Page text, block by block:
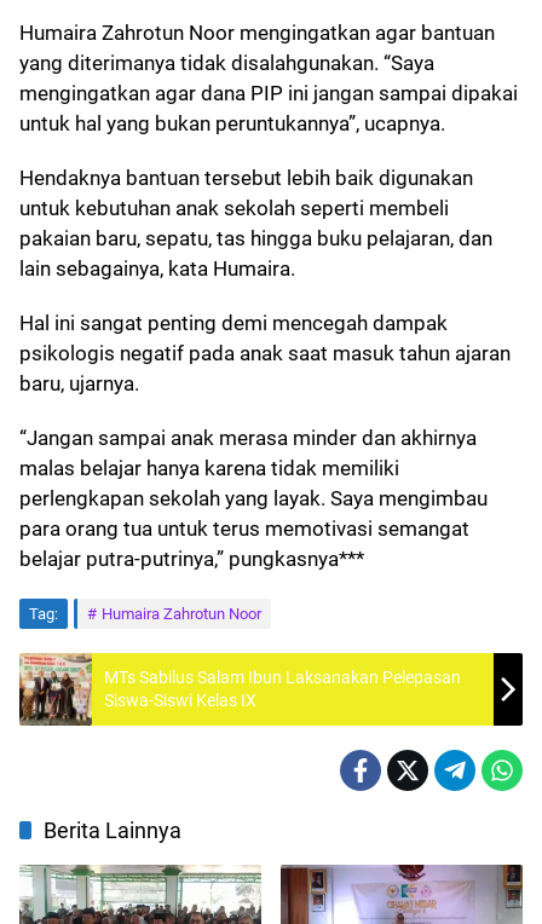
Humaira Zahrotun Noor mengingatkan agar bantuan
yang diterimanya tidak disalahgunakan. “Saya
mengingatkan agar dana PIP ini jangan sampai dipakai
untuk hal yang bukan peruntukannya”, ucapnya.
Hendaknya bantuan tersebut lebih baik digunakan
untuk kebutuhan anak sekolah seperti membeli
pakaian baru, sepatu, tas hingga buku pelajaran, dan
lain sebagainya, kata Humaira.
Hal ini sangat penting demi mencegah dampak
psikologis negatif pada anak saat masuk tahun ajaran
baru, ujarnya.
“Jangan sampai anak merasa minder dan akhirnya
malas belajar hanya karena tidak memiliki
perlengkapan sekolah yang layak. Saya mengimbau
para orang tua untuk terus memotivasi semangat
belajar putra-putrinya,” pungkasnya***
Tag: Humaira Zahrotun Noor
MTs Sabilus Salam Ibun Laksanakan Pelepasan
Siswa-Siswi Kelas IX
Berita Lainnya